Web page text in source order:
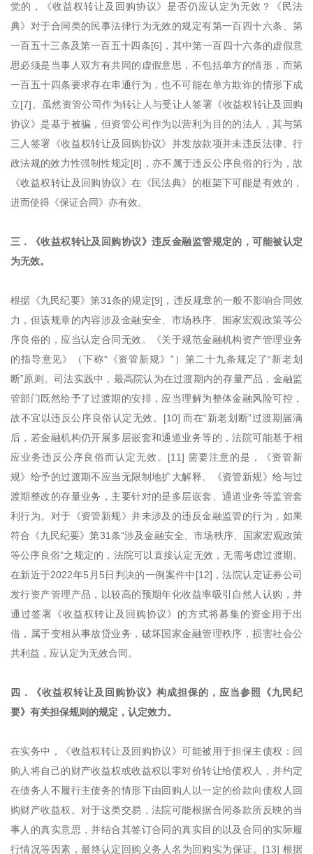
觉的，《收益权转让及回购协议》是否仍应认定为无效？《民法
典》对于合同类的民事法律行为无效的规定有第一百四十六条、第
一百五十三条及第一百五十四条[6]，其中第一百四十六条的虚假意
思必须是当事人双方有共同的虚假意思，不包括单方的情形，而第
一百五十四条要求存在串通行为，也不可能在单方欺诈的情形下成
立[7]。虽然资管公司作为转让人与受让人签署《收益权转让及回购
协议》是基于被骗，但资管公司作为以营利为目的的法人，其与第
三人签署《收益权转让及回购协议》并发放款项并未违反法律、行
政法规的效力性强制性规定[8]，亦不属于违反公序良俗的行为，故
《收益权转让及回购协议》在《民法典》的框架下可能是有效的，
进而使得《保证合同》亦有效。
三．《收益权转让及回购协议》违反金融监管规定的，可能被认定
为无效。
根据《九民纪要》第31条的规定[9]，违反规章的一般不影响合同效
力，但该规章的内容涉及金融安全、市场秩序、国家宏观政策等公
序良俗的，应当认定合同无效。《关于规范金融机构资产管理业务
的指导意见》（下称“《资管新规》”）第二十九条规定了“新老划
断”原则。司法实践中，最高院认为在过渡期内的存量产品，金融监
管部门既然给予了过渡期的安排，应当理解为整体金融风险可控，
故不宜以违反公序良俗认定无效。[10] 而在“新老划断”过渡期届满
后，若金融机构仍开展多层嵌套和通道业务等的，法院可能基于相
应业务违反公序良俗而认定无效。[11] 需要注意的是，《资管新
规》给予的过渡期不应当无限制地扩大解释。《资管新规》给与过
渡期整改的存量业务，主要针对的是多层嵌套、通道业务等监管套
利行为。对于《资管新规》并未涉及的违反金融监管的行为，如果
符合《九民纪要》第31条“涉及金融安全、市场秩序、国家宏观政策
等公序良俗”之规定的，法院可以直接认定无效，无需考虑过渡期。
在新近于2022年5月5日判决的一例案件中[12]，法院认定证券公司
发行资产管理产品，以较高的预期年化收益率吸引自然人认购，并
通过签署《收益权转让及回购协议》的方式将募集的资金用于出
借，属于变相从事放贷业务，破坏国家金融管理秩序，损害社会公
共利益，应认定为无效合同。
四．《收益权转让及回购协议》构成担保的，应当参照《九民纪
要》有关担保规则的规定，认定效力。
在实务中，《收益权转让及回购协议》可能被用于担保主债权：回
购人将自己的财产收益权或收益权以零对价转让给债权人，并约定
在债务人不履行主债务的情形下由回购人以一定的价款向债权人回
购财产收益权。对于这类交易，法院可能根据合同条款所反映的当
事人的真实意思，并结合其签订合同的真实目的以及合同的实际履
行情况等因素，最终认定回购义务人名为回购实为保证。[13] 根据